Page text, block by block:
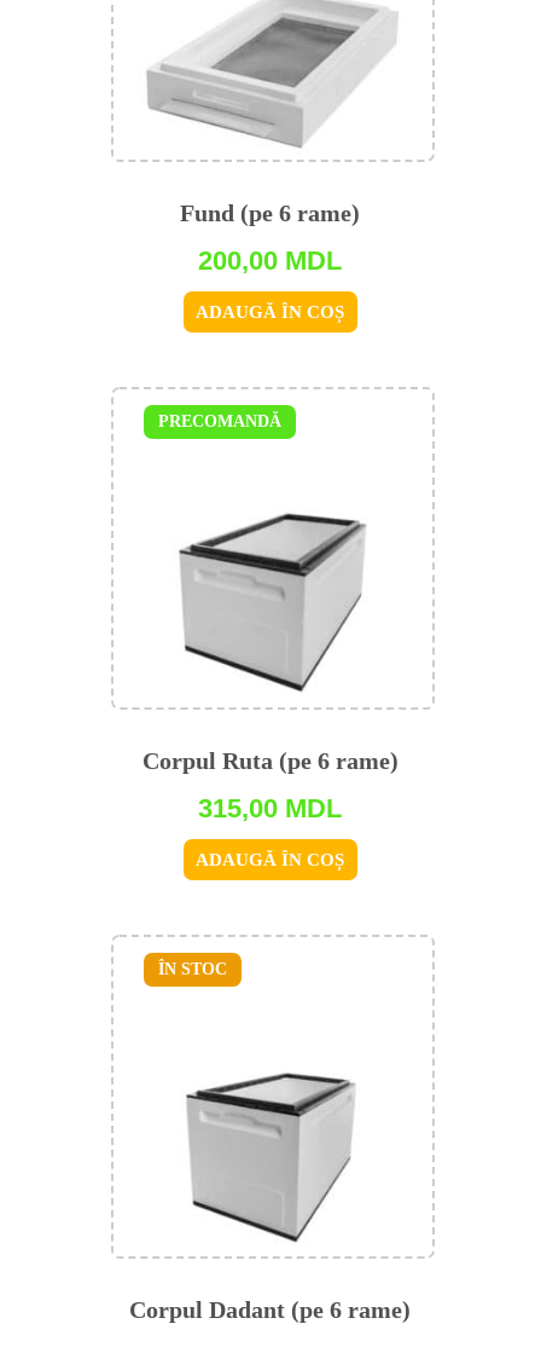
Fund (pe 6 rame)
200,00 MDL
ADAUGĂ ÎN COȘ
Corpul Ruta (pe 6 rame)
315,00 MDL
ADAUGĂ ÎN COȘ
PRECOMANDĂ
Corpul Dadant (pe 6 rame)
ÎN STOC